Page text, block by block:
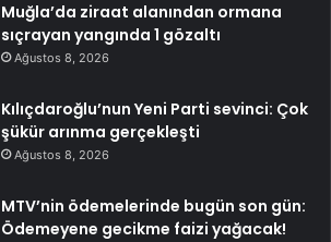
Muğla’da ziraat alanından ormana
sıçrayan yangında 1 gözaltı
Ağustos 8, 2026
Kılıçdaroğlu’nun Yeni Parti sevinci: Çok
şükür arınma gerçekleşti
Ağustos 8, 2026
MTV’nin ödemelerinde bugün son gün:
Ödemeyene gecikme faizi yağacak!